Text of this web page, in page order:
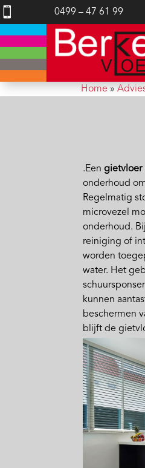
 0499 – 47 61 99
Home »
.Eengietvloer
onderhoud
Regelmatig
microvezel
onderhoud.
reiniging of
worden
water. Het
kunnen
beschermen
blijft de
woningen als